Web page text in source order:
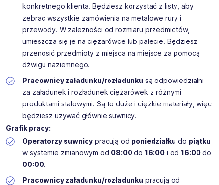
Otrzymujesz całkowite wynagrodzenie brutto w
wysokości 17,57 € za godzinę. Kwota ta składa się z
podstawowego wynagrodzenia w wysokości 16,27 € za
godzinę, uzupełnionego dodatkiem ADV, dodatkiem
urlopowym i udziałem w zyskach. W zależności od zakresu
obowiązków możesz również otrzymać dodatki, takie jak
dodatek za pracę w systemie zmianowym lub za pracę w
zwiększyć Twoje ostateczne wynagrodzenie godzinowe.
konkretnego klienta. Będziesz korzystać z listy, aby
zebrać wszystkie zamówienia na metalowe rury i
przewody. W zależności od rozmiaru przedmiotów,
umieszcza się je na ciężarówce lub palecie. Będziesz
przenosić przedmioty z miejsca na miejsce za pomocą
dźwigu naziemnego.
Pracownicy załadunku/rozładunku są odpowiedzialni
za załadunek i rozładunek ciężarówek z różnymi
produktami stalowymi. Są to duże i ciężkie materiały, więc
będziesz używać głównie suwnicy.
Grafik pracy:
Operatorzy suwnicypracują od poniedziałku do piątku
w systemie zmianowym od 08:00do 16:00i od 16:00do
00:00.
Pracownicy załadunku/rozładunku pracują od